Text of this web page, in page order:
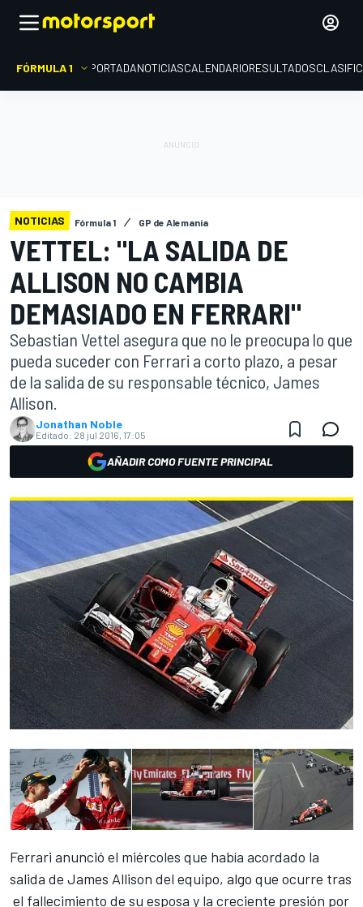
FÓRMULA 1 PORTADANOTICIASCALENDARIORESULTADOS
NOTICIAS Fórmula 1 GP de Alemania
VETTEL: "LA SALIDA DE
ALLISON NO CAMBIA
DEMASIADO EN FERRARI"
Sebastian Vettel asegura que no le preocupa lo que
pueda suceder con Ferrari a corto plazo, a pesar
de la salida de su responsable técnico, James
Allison.
Jonathan Noble
Editado: 28 jul 2016, 17:05
AÑADIR COMO FUENTE PRINCIPAL
Ferrari anunció el miércoles que había acordado la
salida de James Allison del equipo, algo que ocurre tras
el fallecimiento de su esposa y la creciente presión por